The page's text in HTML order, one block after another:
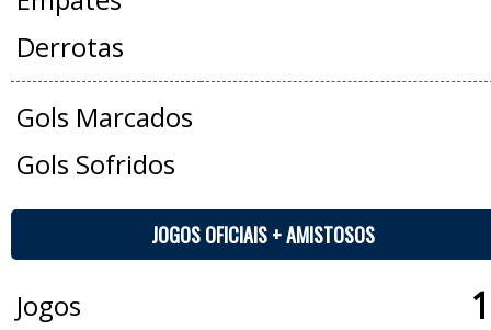
Derrotas
Gols Marcados
Gols Sofridos
JOGOS OFICIAIS + AMISTOSOS
Jogos